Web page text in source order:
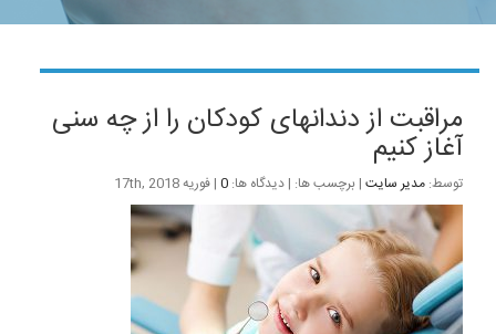
مراقبت از دندانهای کودکان را از چه سنی
آغاز کنیم
توسط: مدیر سایت | برچسب ها: | دیدگاه ها: 0 | فوریه 17th, 2018